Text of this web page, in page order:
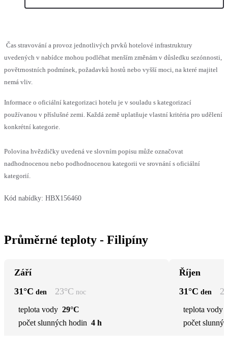
Čas stravování a provoz jednotlivých prvků hotelové infrastruktury
uvedených v nabídce mohou podléhat menším změnám v důsledku sezónnosti,
povětrnostních podmínek, požadavků hostů nebo vyšší moci, na které majitel
nemá vliv.
Informace o oficiální kategorizaci hotelu je v souladu s kategorizací
používanou v příslušné zemi. Každá země uplatňuje vlastní kritéria pro udělení
konkrétní kategorie.
Polovina hvězdičky uvedená ve slovním popisu může označovat
nadhodnocenou nebo podhodnocenou kategorii ve srovnání s oficiální
kategorií.
Kód nabídky: HBX156460
Průměrné teploty - Filipíny
Září
31°C den 23°C noc
teplota vody 29°C
počet slunných hodin 4 h
Říjen
31°C den
teplota vody
počet